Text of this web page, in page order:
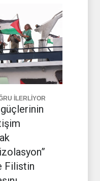
İLERLİYOR
Filistin